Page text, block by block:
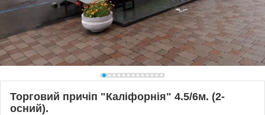
Торговий причіп "Каліфорнія" 4.5/6м. (2-
осний).